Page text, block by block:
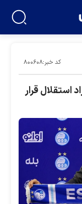
کد خبر:۸۰۰۶۰۸
استقلال قرار